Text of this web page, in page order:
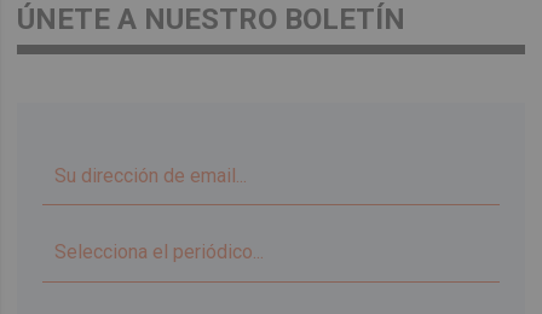
ÚNETE A NUESTRO BOLETÍN